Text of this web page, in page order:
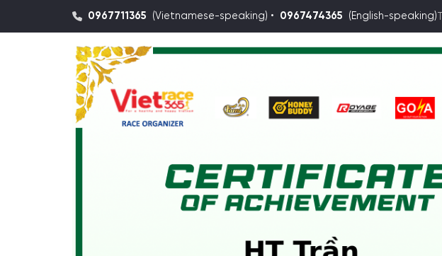
0967711365 (Vietnamese-speaking) • 0967474365 (English-speaking)